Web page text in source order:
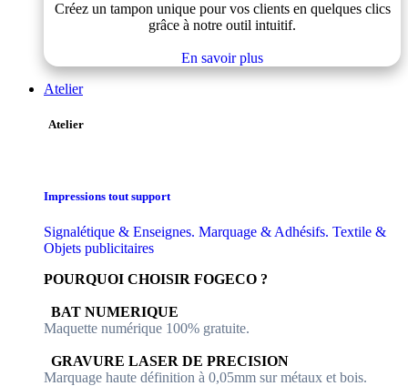
Créez un tampon unique pour vos clients en quelques clics
grâce à notre outil intuitif.
En savoir plus
Atelier
Atelier
Impressions tout support
Signalétique & Enseignes. Marquage & Adhésifs. Textile &
Objets publicitaires
POURQUOI CHOISIR FOGECO ?
​​ BAT NUMERIQUE
Maquette numérique 100% ​gratuite.
​GRAVURE LASER DE PRECISION
Marquage haute définition à 0,05mm sur métaux et bois.